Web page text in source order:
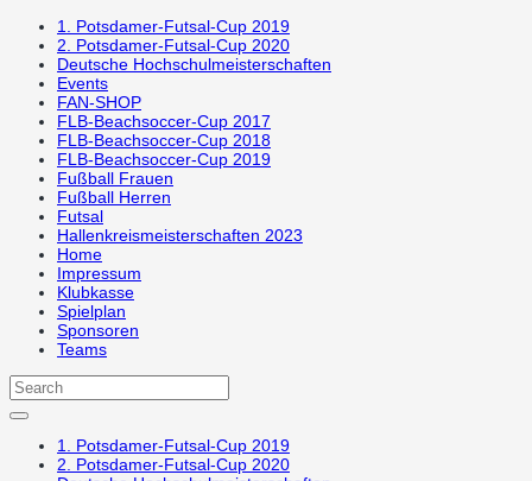
1. Potsdamer-Futsal-Cup 2019
2. Potsdamer-Futsal-Cup 2020
Deutsche Hochschulmeisterschaften
Events
FAN-SHOP
FLB-Beachsoccer-Cup 2017
FLB-Beachsoccer-Cup 2018
FLB-Beachsoccer-Cup 2019
Fußball Frauen
Fußball Herren
Futsal
Hallenkreismeisterschaften 2023
Home
Impressum
Klubkasse
Spielplan
Sponsoren
Teams
1. Potsdamer-Futsal-Cup 2019
2. Potsdamer-Futsal-Cup 2020